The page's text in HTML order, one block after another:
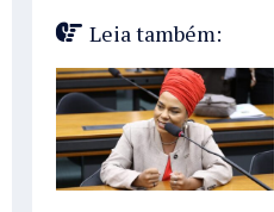
Leia também: